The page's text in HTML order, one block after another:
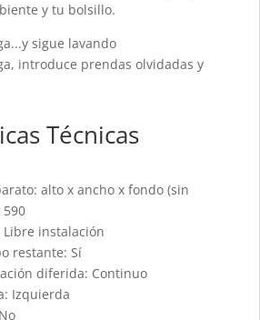
y tu bolsillo.
sigue lavando
introduce prendas olvidadas y
Técnicas
alto x ancho x fondo (sin
590
instalación
restante: Sí
diferida: Continuo
Izquierda